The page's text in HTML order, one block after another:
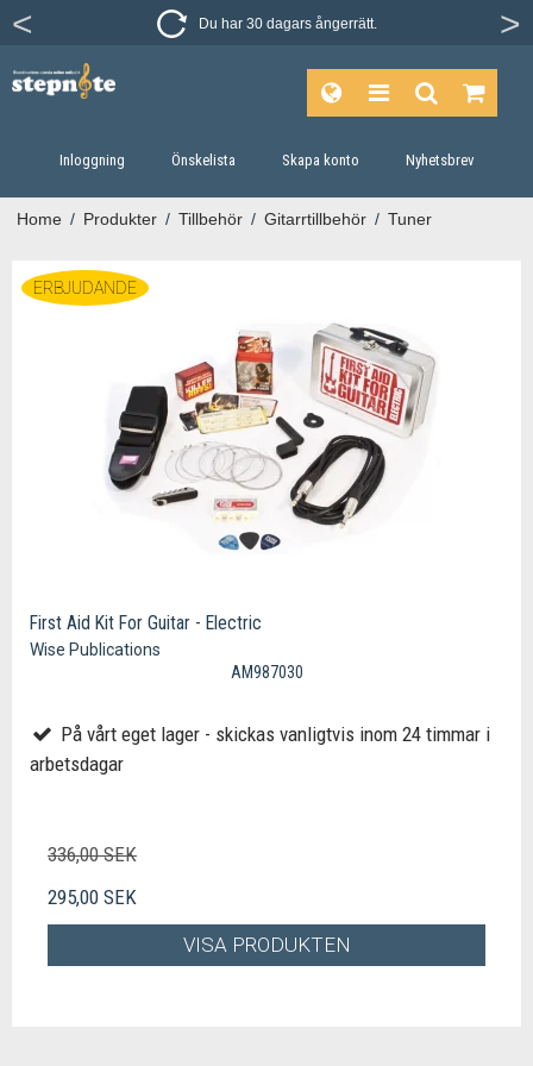
Du har 30 dagars ångerrätt.
Inloggning Önskelista Skapa konto Nyhetsbrev
Home / Produkter / Tillbehör / Gitarrtillbehör / Tuner
ERBJUDANDE
First Aid Kit For Guitar - Electric
Wise Publications
AM987030
På vårt eget lager - skickas vanligtvis inom 24 timmar i
arbetsdagar
336,00 SEK
295,00 SEK
VISA PRODUKTEN